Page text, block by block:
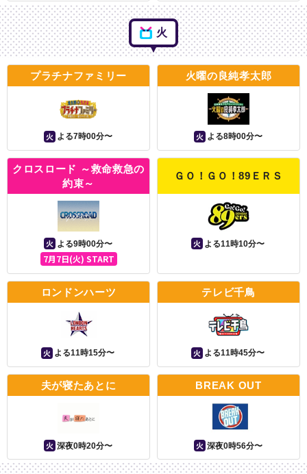
火
プラチナファミリー
火 よる7時00分〜
火曜の良純孝太郎
火 よる8時00分〜
クロスロード ～救命救急の
約束～
火 よる9時00分〜
7月7日(火) START
ＧＯ！ＧＯ！89ＥＲＳ
火 よる11時10分〜
ロンドンハーツ
火 よる11時15分〜
テレビ千鳥
火 よる11時45分〜
夫が寝たあとに
火 深夜0時20分〜
BREAK OUT
火 深夜0時56分〜